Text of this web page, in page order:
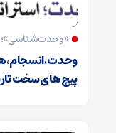
«وحدت‌‌شناسی»؛
وحدت
پیچ های سخت